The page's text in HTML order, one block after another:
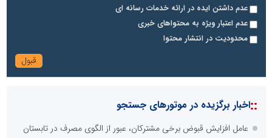
عدم داشتن ایده در ارائه خدمات رسانه ای
عدم اعتبار ویژه به محتواهای خبری
محدودیت در انتشار محتوا
::اخبار برگزیده در موتورهای جستجو
عامل افزایش قبوض برخی مشترکان، عبور از الگوی مصرف در تابستان